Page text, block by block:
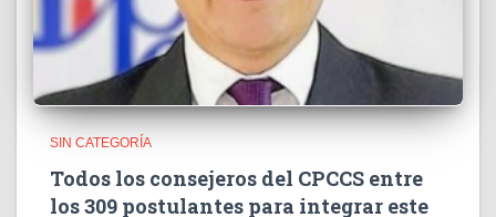
SIN CATEGORÍA
Todos los consejeros del CPCCS entre
los 309 postulantes para integrar este